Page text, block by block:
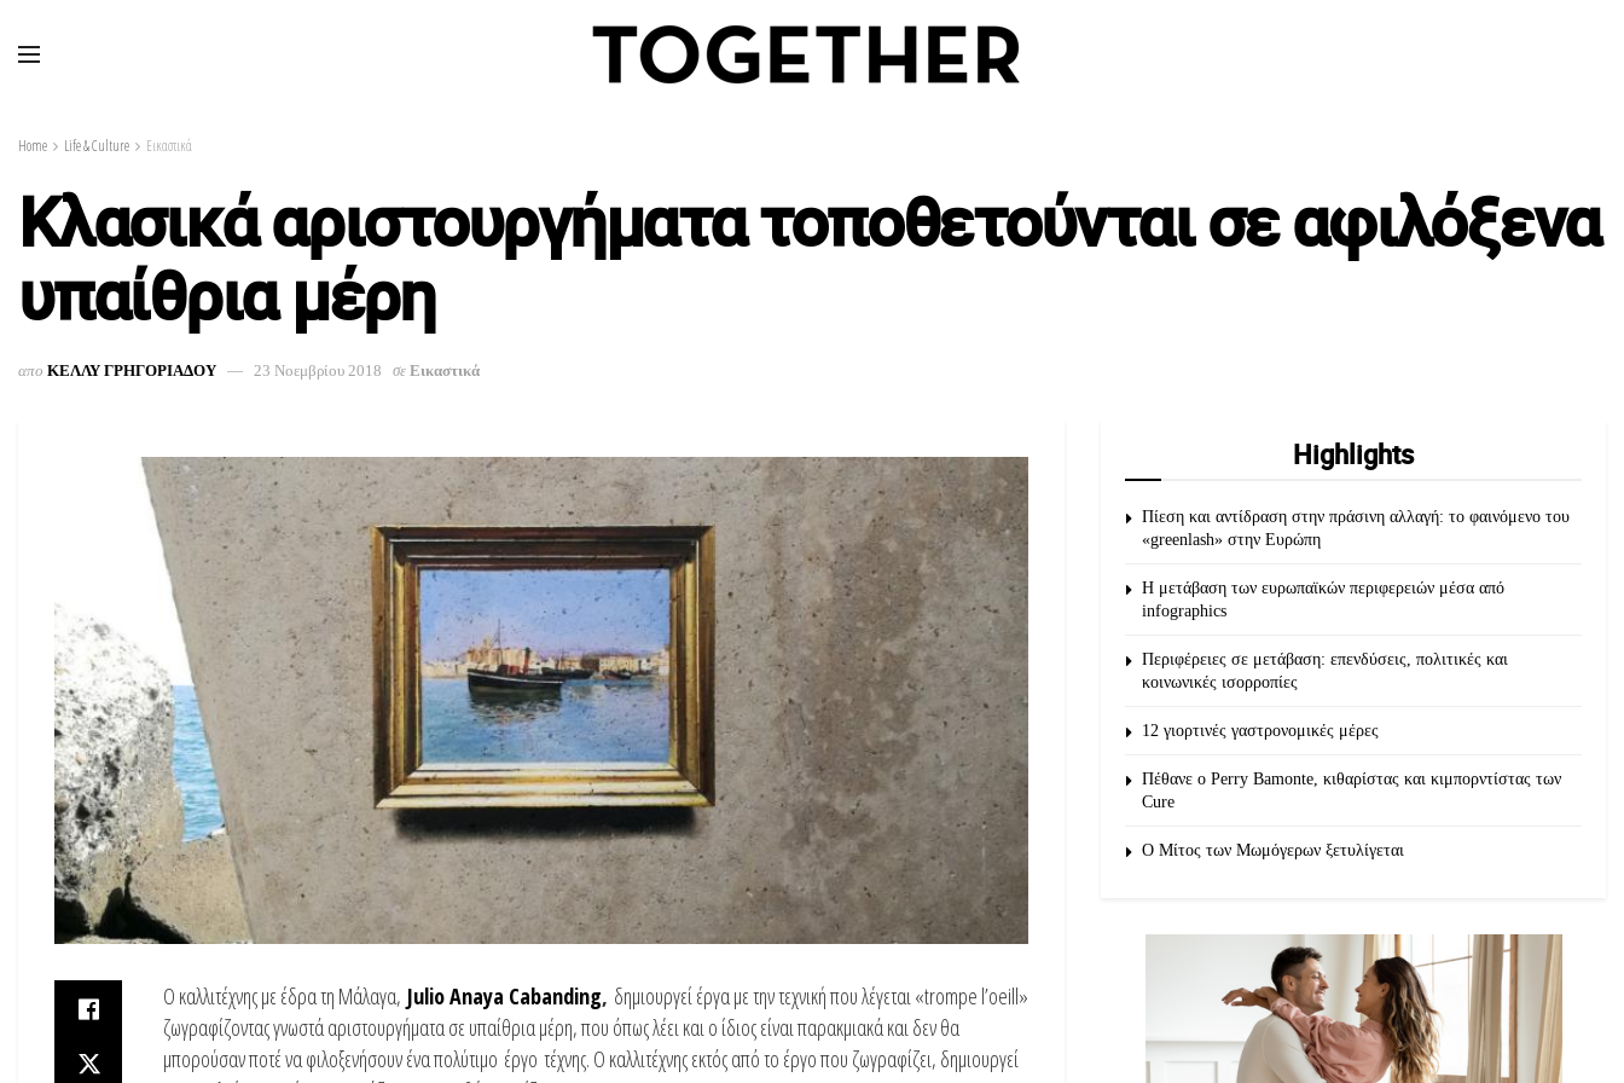
Home Life & Culture Εικαστικά
Κλασικά αριστουργήματα τοποθετούνται σε αφιλόξενα
υπαίθρια μέρη
απο ΚΕΛΛΥ ΓΡΗΓΟΡΙΑΔΟΥ 23 Νοεμβρίου 2018 σε Εικαστικά
Ο καλλιτέχνης με έδρα τη Μάλαγα, Julio Anaya Cabanding, δημιουργεί έργα με την τεχνική που λέγεται «trompe l’oeill»
ζωγραφίζοντας γνωστά αριστουργήματα σε υπαίθρια μέρη, που όπως λέει και ο ίδιος είναι παρακμιακά και δεν θα
μπορούσαν ποτέ να φιλοξενήσουν ένα πολύτιμο έργο τέχνης. Ο καλλιτέχνης εκτός από το έργο που ζωγραφίζει, δημιουργεί
Highlights
Πίεση και αντίδραση στην πράσινη αλλαγή: το φαινόμενο του
«greenlash» στην Ευρώπη
Η μετάβαση των ευρωπαϊκών περιφερειών μέσα από
infographics
Περιφέρειες σε μετάβαση: επενδύσεις, πολιτικές και
κοινωνικές ισορροπίες
12 γιορτινές γαστρονομικές μέρες
Πέθανε ο Perry Bamonte, κιθαρίστας και κιμπορντίστας των
Cure
O Μίτος των Μωμόγερων ξετυλίγεται